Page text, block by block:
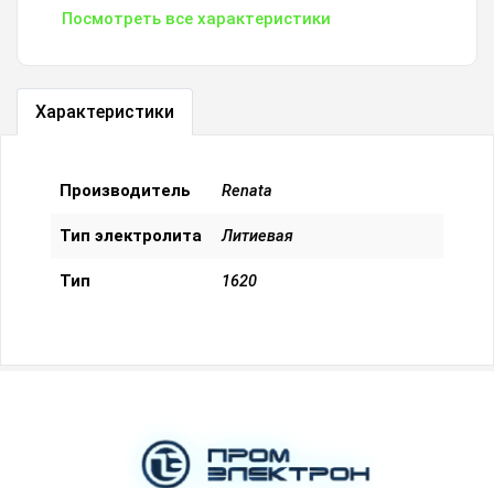
Посмотреть все характеристики
Характеристики
Производитель Renata
Тип электролита Литиевая
Тип 1620